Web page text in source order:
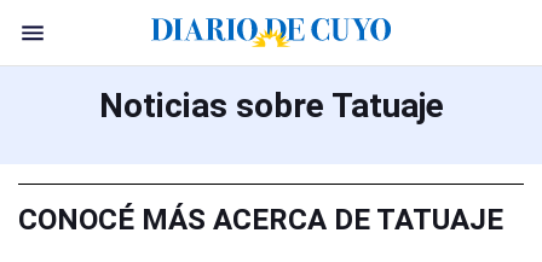
Noticias sobre Tatuaje
CONOCÉ MÁS ACERCA DE TATUAJE